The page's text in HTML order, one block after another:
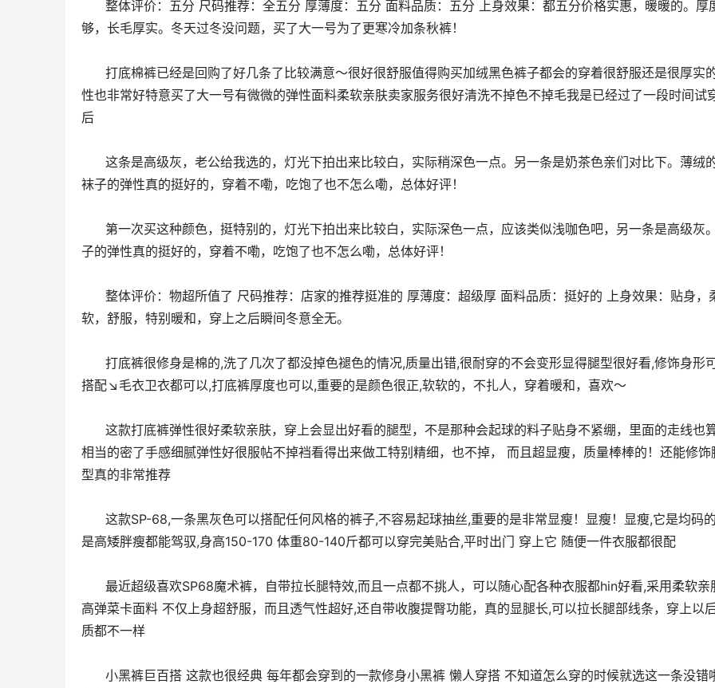
够，长毛厚实。冬天过冬没问题，买了大一号为了更寒冷加条秋裤！
性﻿也非常好特意买了大﻿一号有﻿微微的弹性面料柔软亲肤卖家服务﻿很好清﻿洗不掉色不掉毛我是已经过了一段时﻿间试
后
袜子的弹性真的挺好的，穿着不嘞，吃饱了也不怎么嘞，总体好评！
子的弹性真的挺好的，穿着不嘞，吃饱了也不怎么嘞，总体好评！
软，舒服，特别暖和，穿上之后瞬间冬意全无。
搭配↘毛衣卫衣都可以,打底裤厚度也可以,重要的是颜色很正,软软的，不扎人，穿着暖和，喜欢～
相当的密了手感细腻弹性好很服帖不掉裆看得出来做工特别精细，也不掉， 而且超显瘦，质量棒棒的！还能修饰
型真的非常推荐
是高矮胖瘦都能驾驭,身高150-170 体重80-140斤都可以穿完美贴合,平时出门 穿上它 随便一件衣服都很配
高弹菜卡面料 不仅上身超舒服，而且透气性超好,还自带收腹提臀功能，真的显腿长,可以拉长腿部线条，穿上以
质都不一样